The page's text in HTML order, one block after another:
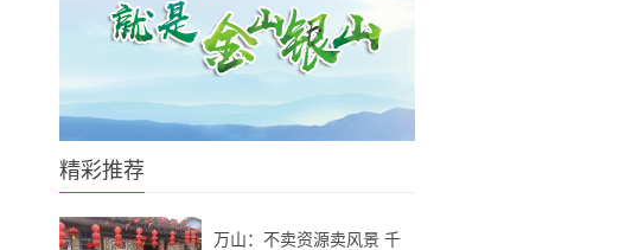
精彩推荐
万山：不卖资源卖风景 千